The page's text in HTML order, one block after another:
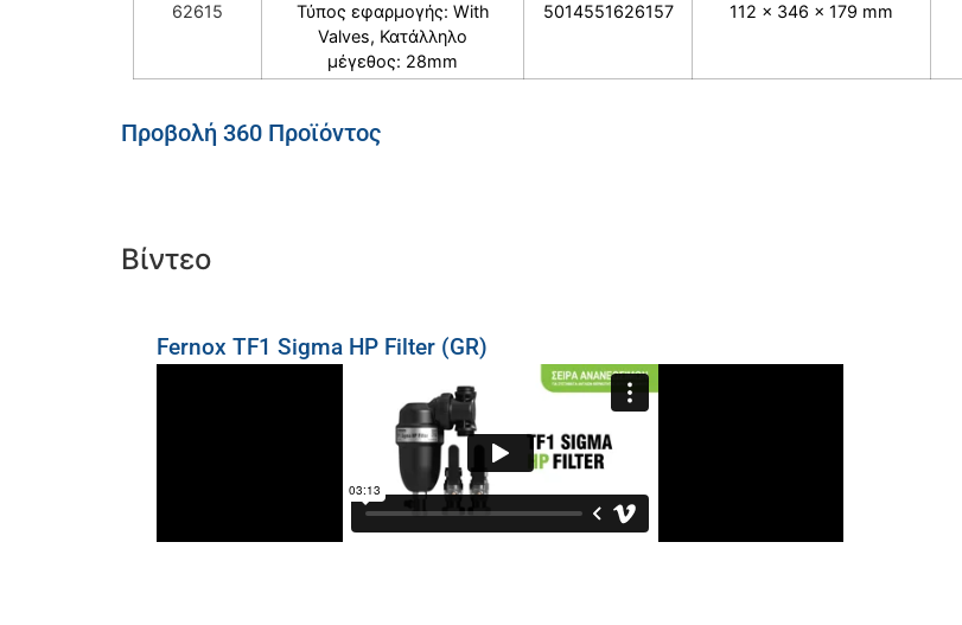
62615
Τύπος εφαρμογής: With
Valves, Κατάλληλο
μέγεθος: 28mm
5014551626157 112 x 346 x 179 mm
Προβολή 360 Προϊόντος
Βίντεο
Fernox TF1 Sigma HP Filter (GR)